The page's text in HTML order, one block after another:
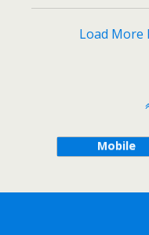
Load More
Mobile